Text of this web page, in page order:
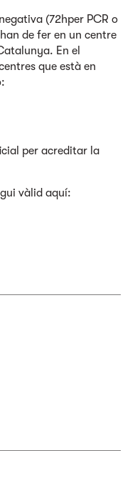
(72hper PCR o
de fer en un centre
En el
que està en
per acreditar la
vàlid aquí: